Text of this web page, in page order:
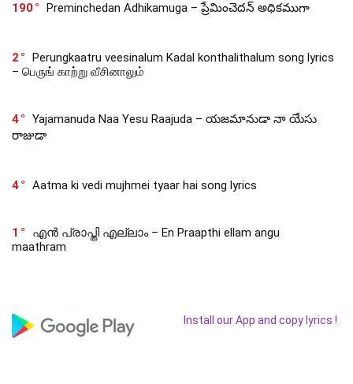
190 Preminchedan Adhikamuga – ప్రేమించెదన్ అధికముగా
2
Perungkaatru veesinalum Kadal konthalithalum song lyrics
– பெருங் காற்று வீசினாலும்
4
Yajamanuda Naa Yesu Raajuda – యజమానుడా నా యేసు
రాజుడా
4 Aatma ki vedi mujhmei tyaar hai song lyrics
1
എൻ പ്രാപ്തി എല്ലാം – En Praapthi ellam angu
maathram
Install our App and copy lyrics !